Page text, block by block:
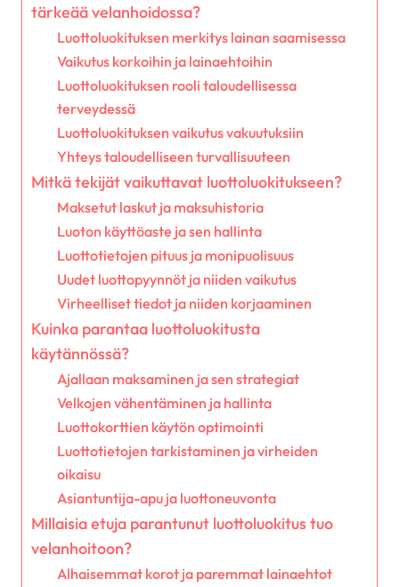
tärkeää velanhoidossa?
Luottoluokituksen merkitys lainan saamisessa
Vaikutus korkoihin ja lainaehtoihin
Luottoluokituksen rooli taloudellisessa
terveydessä
Luottoluokituksen vaikutus vakuutuksiin
Yhteys taloudelliseen turvallisuuteen
Mitkä tekijät vaikuttavat luottoluokitukseen?
Maksetut laskut ja maksuhistoria
Luoton käyttöaste ja sen hallinta
Luottotietojen pituus ja monipuolisuus
Uudet luottopyynnöt ja niiden vaikutus
Virheelliset tiedot ja niiden korjaaminen
Kuinka parantaa luottoluokitusta
käytännössä?
Ajallaan maksaminen ja sen strategiat
Velkojen vähentäminen ja hallinta
Luottokorttien käytön optimointi
Luottotietojen tarkistaminen ja virheiden
oikaisu
Asiantuntija-apu ja luottoneuvonta
Millaisia etuja parantunut luottoluokitus tuo
velanhoitoon?
Alhaisemmat korot ja paremmat lainaehtot